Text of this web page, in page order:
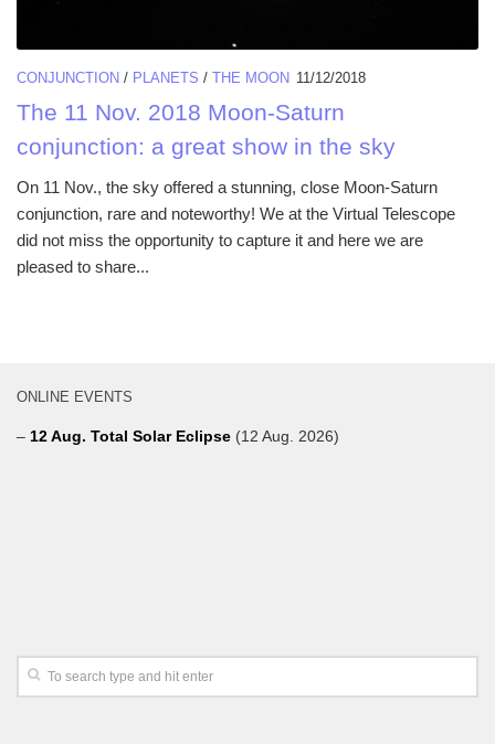
CONJUNCTION / PLANETS / THE MOON 11/12/2018
The 11 Nov. 2018 Moon-Saturn
conjunction: a great show in the sky
On 11 Nov., the sky offered a stunning, close Moon-Saturn
conjunction, rare and noteworthy! We at the Virtual Telescope
did not miss the opportunity to capture it and here we are
pleased to share...
ONLINE EVENTS
– 12 Aug. Total Solar Eclipse (12 Aug. 2026)